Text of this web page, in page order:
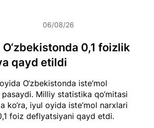
O‘zbekistonda iste’mol
Milliy statistika qo‘mitasi
ko‘ra, iyul oyida iste’mol narxlari
foiz deflyatsiyani qayd etdi.
0,1 foizlik
qayd etildi
06/08/26